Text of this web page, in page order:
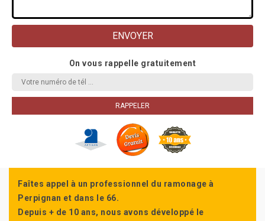
On vous rappelle gratuitement
Faîtes appel à un professionnel du ramonage à
Perpignan et dans le 66.
Depuis + de 10 ans, nous avons développé le